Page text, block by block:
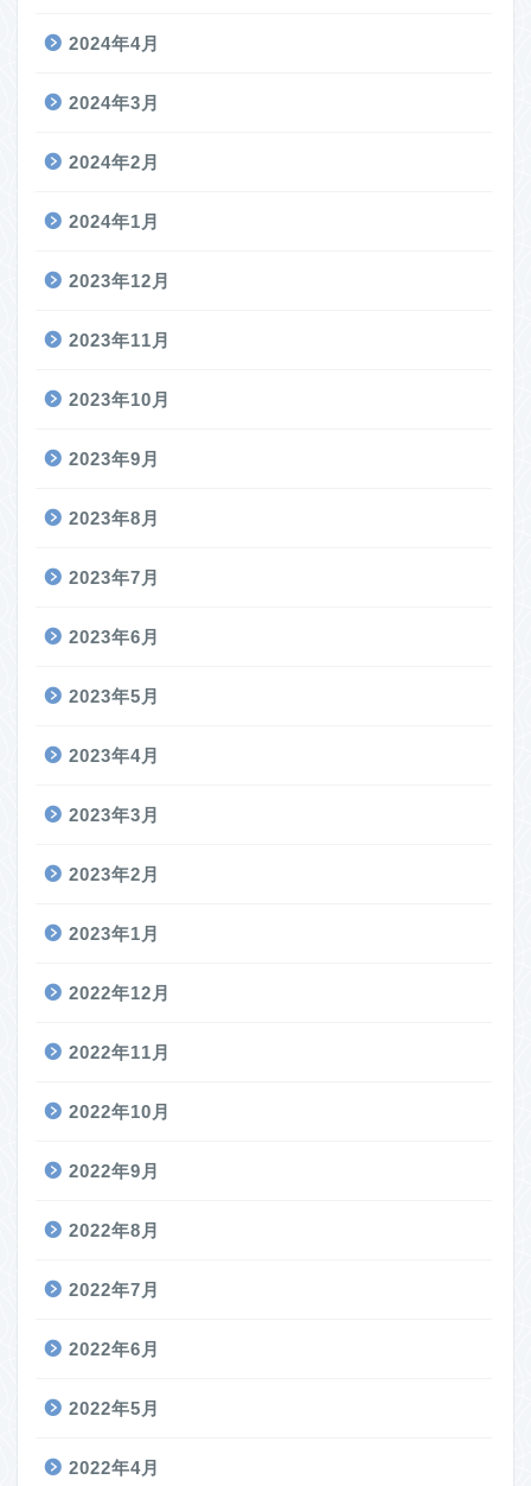
2024年4月
2024年3月
2024年2月
2024年1月
2023年12月
2023年11月
2023年10月
2023年9月
2023年8月
2023年7月
2023年6月
2023年5月
2023年4月
2023年3月
2023年2月
2023年1月
2022年12月
2022年11月
2022年10月
2022年9月
2022年8月
2022年7月
2022年6月
2022年5月
2022年4月